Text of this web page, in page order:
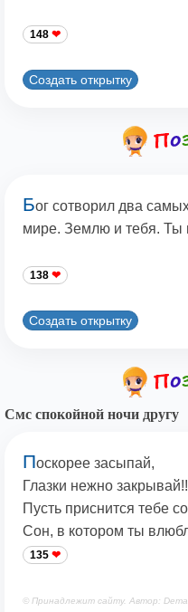
148
Создать открытку
Бог сотворил два
мире. Землю и тебя. Ты
138
Создать открытку
Смс спокойной ночи другу
Поскорее засыпай,
Глазки нежно
Пусть приснится тебе
Сон, в котором ты
135
© Принадлежит сайту. Автор: